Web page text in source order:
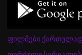
ფილმები